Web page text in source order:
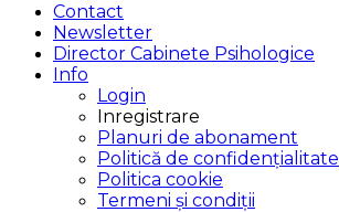
Contact
Newsletter
Director Cabinete Psihologice
Info
Login
Inregistrare
Planuri de abonament
Politică de confidențialitate
Politica cookie
Termeni și condiții